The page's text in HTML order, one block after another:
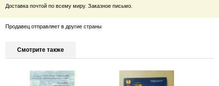
Доставка почтой по всему миру. Заказное письмо.
Продавец отправляет в другие страны
Смотрите также